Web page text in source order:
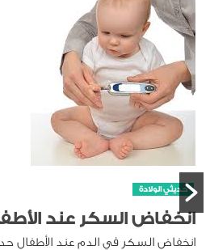
حديثي الولادة
انخفاض السكر عند
انخفاض السكر في الدم عند الأطفال